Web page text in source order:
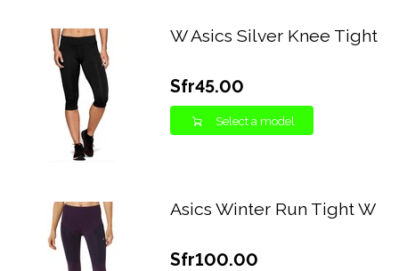
W Asics Silver Knee Tight
Sfr45.00
Select a model
Asics Winter Run Tight W
Sfr100.00